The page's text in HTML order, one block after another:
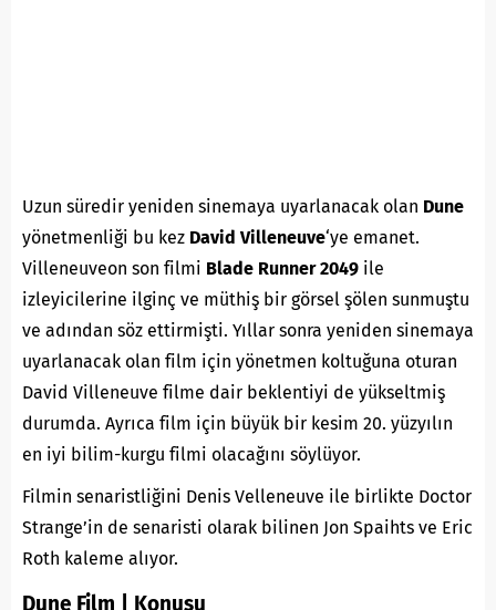
Uzun süredir yeniden sinemaya uyarlanacak olan Dune
yönetmenliği bu kez David Villeneuve‘ye emanet.
Villeneuveon son filmi Blade Runner 2049 ile
izleyicilerine ilginç ve müthiş bir görsel şölen sunmuştu
ve adından söz ettirmişti. Yıllar sonra yeniden sinemaya
uyarlanacak olan film için yönetmen koltuğuna oturan
David Villeneuve filme dair beklentiyi de yükseltmiş
durumda. Ayrıca film için büyük bir kesim 20. yüzyılın
en iyi bilim-kurgu filmi olacağını söylüyor.
Filmin senaristliğini Denis Velleneuve ile birlikte Doctor
Strange’in de senaristi olarak bilinen Jon Spaihts ve Eric
Roth kaleme alıyor.
Dune Film | Konusu